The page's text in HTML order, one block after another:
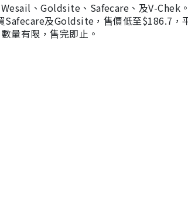
、Goldsite、Safecare、及V-Chek
Safecare及Goldsite，售價低至$186.7，
量有限，售完即止。